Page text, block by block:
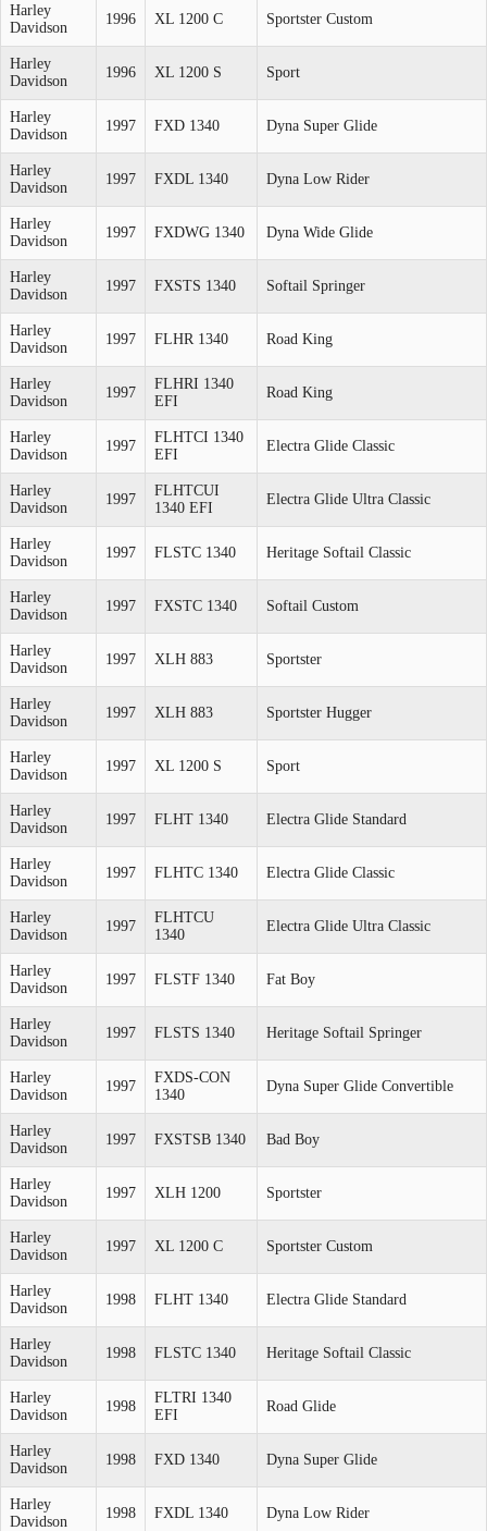
Harley
Davidson
1996 XL 1200 C Sportster Custom
Harley
Davidson
1996 XL 1200 S Sport
Harley
Davidson
1997 FXD 1340 Dyna Super Glide
Harley
Davidson
1997 FXDL 1340 Dyna Low Rider
Harley
Davidson
1997 FXDWG 1340 Dyna Wide Glide
Harley
Davidson
1997 FXSTS 1340 Softail Springer
Harley
Davidson
1997 FLHR 1340 Road King
Harley
Davidson
1997
FLHRI 1340
EFI
Road King
Harley
Davidson
1997
FLHTCI 1340
EFI
Electra Glide Classic
Harley
Davidson
1997
FLHTCUI
1340 EFI
Electra Glide Ultra Classic
Harley
Davidson
1997 FLSTC 1340 Heritage Softail Classic
Harley
Davidson
1997 FXSTC 1340 Softail Custom
Harley
Davidson
1997 XLH 883 Sportster
Harley
Davidson
1997 XLH 883 Sportster Hugger
Harley
Davidson
1997 XL 1200 S Sport
Harley
Davidson
1997 FLHT 1340 Electra Glide Standard
Harley
Davidson
1997 FLHTC 1340 Electra Glide Classic
Harley
Davidson
1997
FLHTCU
1340
Electra Glide Ultra Classic
Harley
Davidson
1997 FLSTF 1340 Fat Boy
Harley
Davidson
1997 FLSTS 1340 Heritage Softail Springer
Harley
Davidson
1997
FXDS-CON
1340
Dyna Super Glide Convertible
Harley
Davidson
1997 FXSTSB 1340 Bad Boy
Harley
Davidson
1997 XLH 1200 Sportster
Harley
Davidson
1997 XL 1200 C Sportster Custom
Harley
Davidson
1998 FLHT 1340 Electra Glide Standard
Harley
Davidson
1998 FLSTC 1340 Heritage Softail Classic
Harley
Davidson
1998
FLTRI 1340
EFI
Road Glide
Harley
Davidson
1998 FXD 1340 Dyna Super Glide
Harley
Davidson
1998 FXDL 1340 Dyna Low Rider